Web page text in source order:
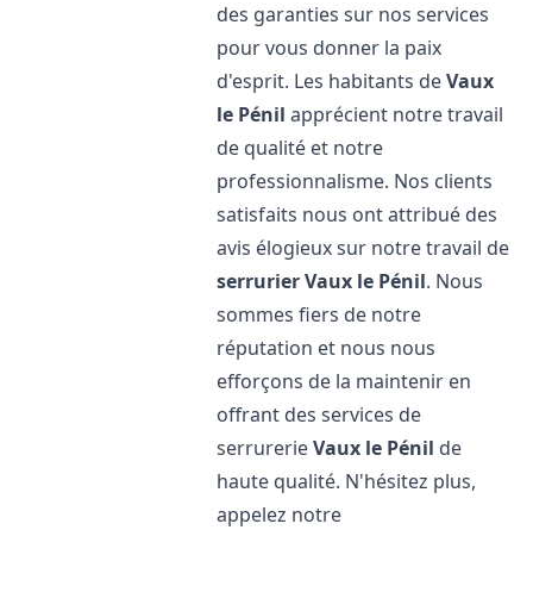
des garanties sur nos services
pour vous donner la paix
d'esprit. Les habitants deVaux
le Pénil apprécient notre travail
de qualité et notre
professionnalisme. Nos clients
satisfaits nous ont attribué des
avis élogieux sur notre travail de
serrurierVaux le Pénil. Nous
sommes fiers de notre
réputation et nous nous
efforçons de la maintenir en
offrant des services de
serrurerieVaux le Pénil de
haute qualité. N'hésitez plus,
appelez notre